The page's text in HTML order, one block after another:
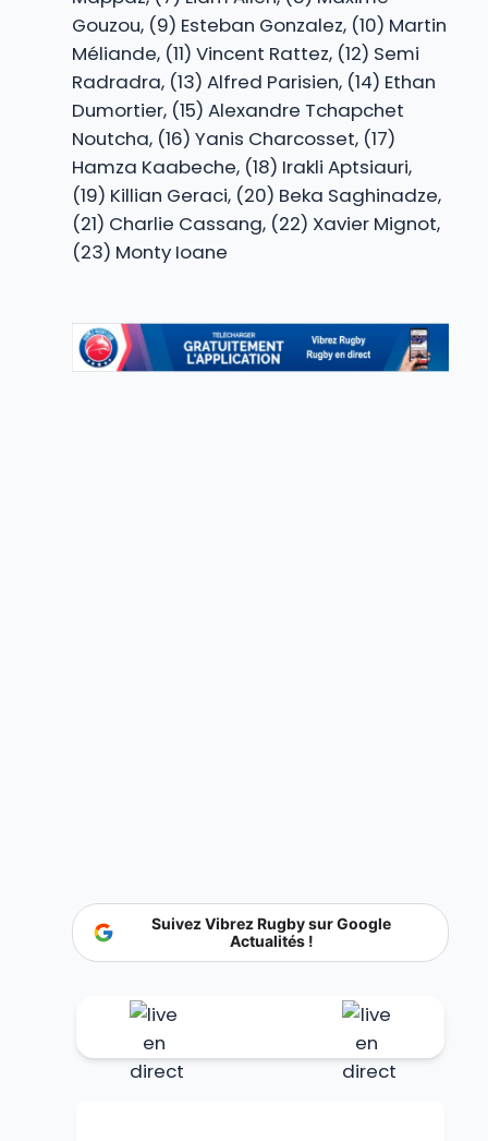
Gouzou, (9) Esteban Gonzalez, (10) Martin
Méliande, (11) Vincent Rattez, (12) Semi
Radradra, (13) Alfred Parisien, (14) Ethan
Dumortier, (15) Alexandre Tchapchet
Noutcha, (16) Yanis Charcosset, (17)
Hamza Kaabeche, (18) Irakli Aptsiauri,
(19) Killian Geraci, (20) Beka Saghinadze,
(21) Charlie Cassang, (22) Xavier Mignot,
(23) Monty Ioane
Suivez Vibrez Rugby sur Google
Actualités !